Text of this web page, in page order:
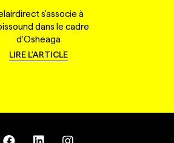
s'associe à
dans le cadre
d'Osheaga
LIRE L'ARTICLE